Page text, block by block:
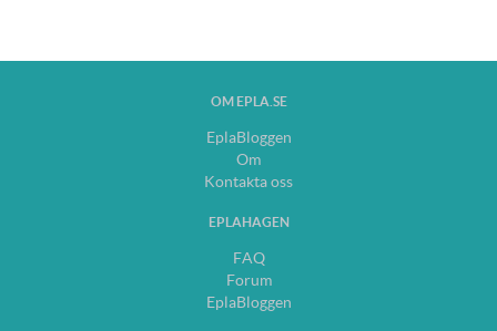
OM EPLA.SE
EplaBloggen
Om
Kontakta oss
EPLAHAGEN
FAQ
Forum
EplaBloggen